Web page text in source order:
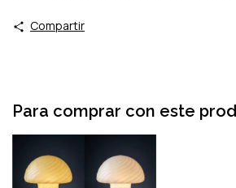
Compartir
Para comprar con este